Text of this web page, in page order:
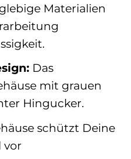
Materialien
Das
mit grauen
Hingucker.
schützt Deine
vor